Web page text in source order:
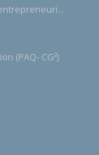
(PAQ- CG²)